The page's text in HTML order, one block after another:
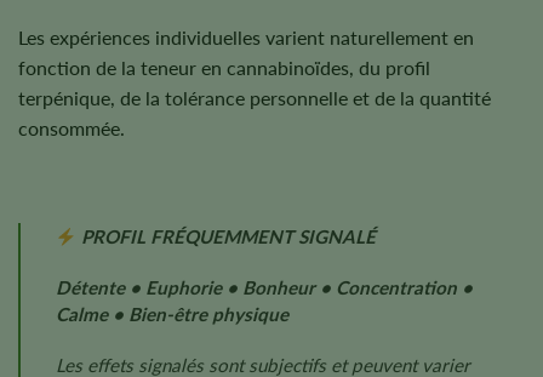
Les expériences individuelles varient naturellement en
fonction de la teneur en cannabinoïdes, du profil
terpénique, de la tolérance personnelle et de la quantité
consommée.
PROFIL FRÉQUEMMENT SIGNALÉ
Détente • Euphorie • Bonheur • Concentration •
Calme • Bien-être physique
Les effets signalés sont subjectifs et peuvent varier